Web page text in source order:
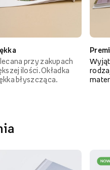
przy zakupach
ilości. Okładka
błyszcząca.